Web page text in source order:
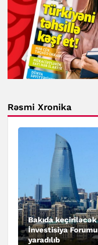
Rəsmi Xronika
Bakıda
İnvestisiya
yaradılıb